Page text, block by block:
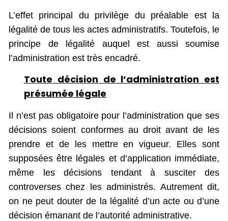
L’effet principal du privilège du préalable est la
légalité de tous les actes administratifs. Toutefois, le
principe de légalité auquel est aussi soumise
l’administration est très encadré.
Toute décision de l’administration est
présumée légale
Il n’est pas obligatoire pour l’administration que ses
décisions soient conformes au droit avant de les
prendre et de les mettre en vigueur. Elles sont
supposées être légales et d’application immédiate,
même les décisions tendant à susciter des
controverses chez les administrés. Autrement dit,
on ne peut douter de la légalité d’un acte ou d’une
décision émanant de l’autorité administrative.